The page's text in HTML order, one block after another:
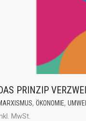
PRINZIP
, ÖKONOMIE,
MwSt.